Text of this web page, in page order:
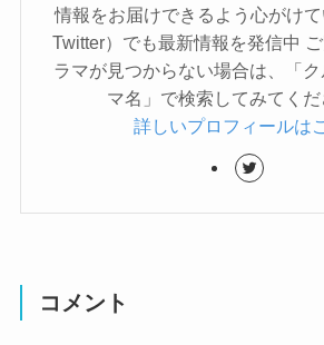
情報をお届けできるよう心がけ
Twitter）でも最新情報を発信中
ラマが見つからない場合は、「
マ名」で検索してみてくだ
詳しいプロフィールは
コメント